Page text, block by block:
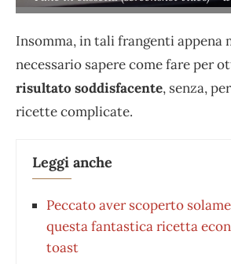
Insomma, in tali frangenti appena
necessario sapere come fare per
risultato soddisfacente, senza,
ricette complicate.
Leggi anche
Peccato aver scoperto
questa fantastica ricetta
toast